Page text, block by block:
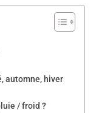
automne, hiver
/ froid ?